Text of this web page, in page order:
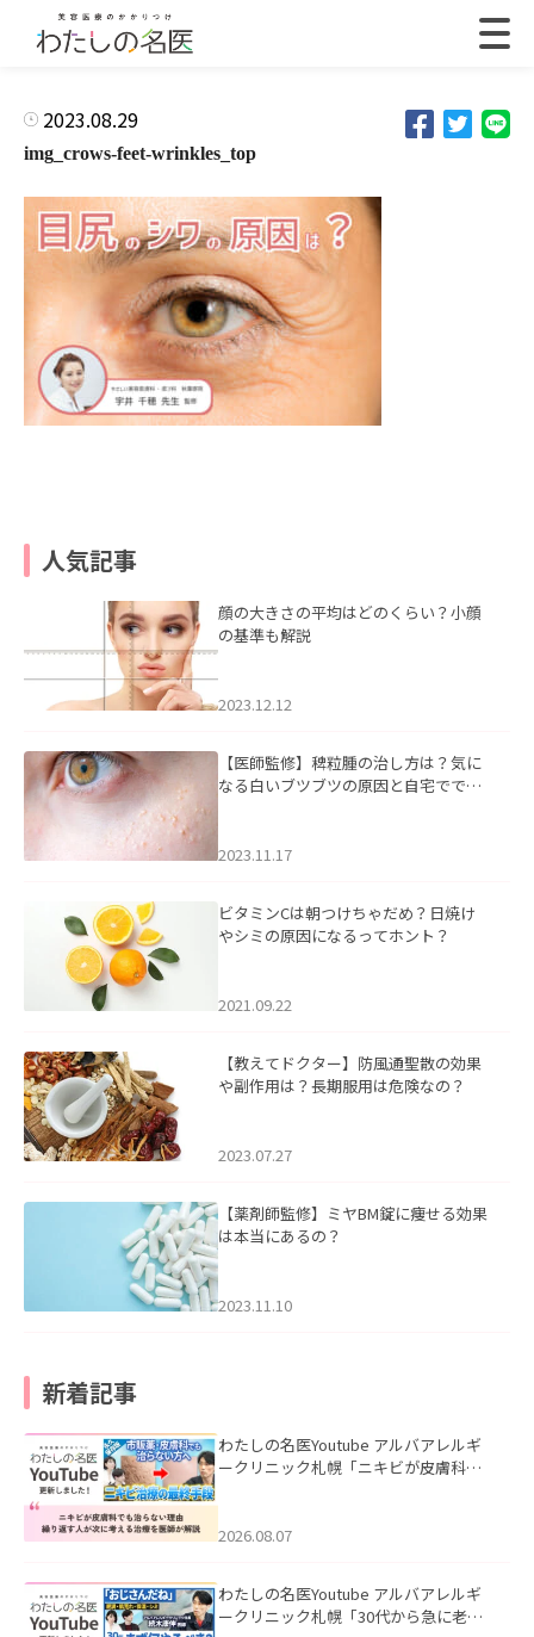
2023.08.29
img_crows-feet-wrinkles_top
人気記事
顔の大きさの平均はどのくらい？小顔
の基準も解説
2023.12.12
【医師監修】稗粒腫の治し方は？気に
なる白いブツブツの原因と自宅ででき
2023.11.17
ビタミンCは朝つけちゃだめ？日焼け
やシミの原因になるってホント？
2021.09.22
【教えてドクター】防風通聖散の効果
や副作用は？長期服用は危険なの？
2023.07.27
【薬剤師監修】ミヤBM錠に痩せる効果
は本当にあるの？
2023.11.10
新着記事
わたしの名医Youtube アルバアレルギ
ークリニック札幌「ニキビが皮膚科で
ました。
2026.08.07
わたしの名医Youtube アルバアレルギ
ークリニック札幌「30代から急に老け